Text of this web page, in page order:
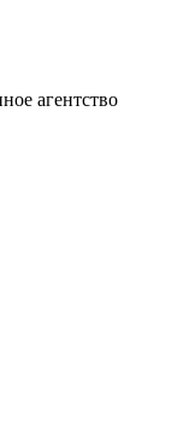
агентство